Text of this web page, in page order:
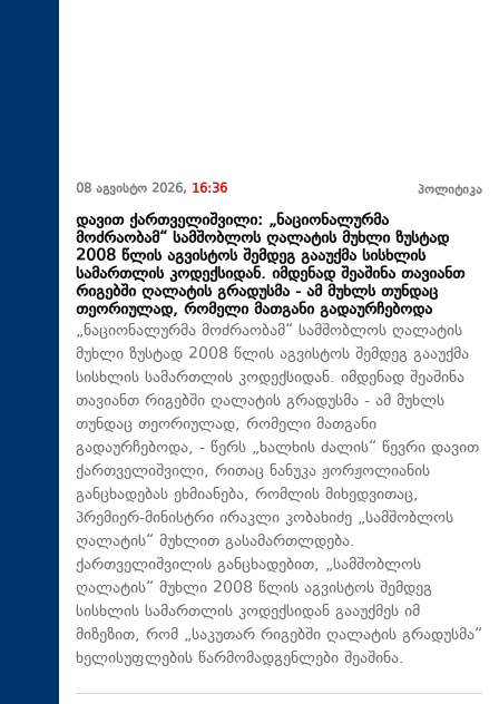
08 აგვისტო 2026, 16:36 პოლიტიკა
დავით ქართველიშვილი: „ნაციონალურმა
მოძრაობამ“ სამშობლოს ღალატის მუხლი ზუსტად
2008 წლის აგვისტოს შემდეგ გააუქმა სისხლის
სამართლის კოდექსიდან. იმდენად შეაშინა თავიანთ
რიგებში ღალატის გრადუსმა - ამ მუხლს თუნდაც
თეორიულად, რომელი მათგანი გადაურჩებოდა
„ნაციონალურმა მოძრაობამ“ სამშობლოს ღალატის
მუხლი ზუსტად 2008 წლის აგვისტოს შემდეგ გააუქმა
სისხლის სამართლის კოდექსიდან. იმდენად შეაშინა
თავიანთ რიგებში ღალატის გრადუსმა - ამ მუხლს
თუნდაც თეორიულად, რომელი მათგანი
გადაურჩებოდა, - წერს „ხალხის ძალის“ წევრი დავით
ქართველიშვილი, რითაც ნანუკა ჟორჟოლიანის
განცხადებას ეხმიანება, რომლის მიხედვითაც,
პრემიერ-მინისტრი ირაკლი კობახიძე „სამშობლოს
ღალატის“ მუხლით გასამართლდება.
ქართველიშვილის განცხადებით, „სამშობლოს
ღალატის“ მუხლი 2008 წლის აგვისტოს შემდეგ
სისხლის სამართლის კოდექსიდან გააუქმეს იმ
მიზეზით, რომ „საკუთარ რიგებში ღალატის გრადუსმა“
ხელისუფლების წარმომადგენლები შეაშინა.